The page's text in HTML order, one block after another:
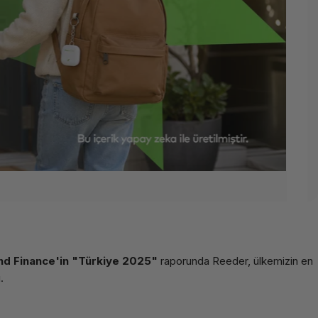
Finance'in "Türkiye 2025" raporunda Reeder, ülkemizin en